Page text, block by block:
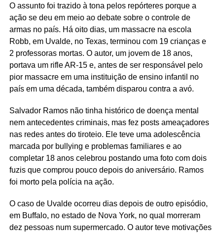
O assunto foi trazido à tona pelos repórteres porque a
ação se deu em meio ao debate sobre o controle de
armas no país. Há oito dias, um massacre na escola
Robb, em Uvalde, no Texas, terminou com 19 crianças e
2 professoras mortas. O autor, um jovem de 18 anos,
portava um rifle AR-15 e, antes de ser responsável pelo
pior massacre em uma instituição de ensino infantil no
país em uma década, também disparou contra a avó.
Salvador Ramos não tinha histórico de doença mental
nem antecedentes criminais, mas fez posts ameaçadores
nas redes antes do tiroteio. Ele teve uma adolescência
marcada por bullying e problemas familiares e ao
completar 18 anos celebrou postando uma foto com dois
fuzis que comprou pouco depois do aniversário. Ramos
foi morto pela polícia na ação.
O caso de Uvalde ocorreu dias depois de outro episódio,
em Buffalo, no estado de Nova York, no qual morreram
dez pessoas num supermercado. O autor teve motivações